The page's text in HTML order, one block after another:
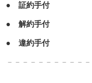
● 証約手付
● 解約手付
● 違約手付
－－－－－－－－－－